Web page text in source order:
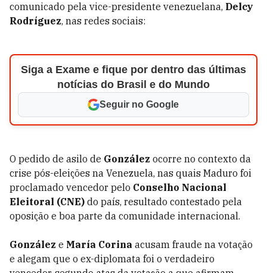
comunicado pela vice-presidente venezuelana, Delcy
Rodríguez, nas redes sociais:
Siga a Exame e fique por dentro das últimas
notícias do Brasil e do Mundo
Seguir no Google
O pedido de asilo de González ocorre no contexto da
crise pós-eleições na Venezuela, nas quais Maduro foi
proclamado vencedor pelo Conselho Nacional
Eleitoral (CNE) do país, resultado contestado pela
oposição e boa parte da comunidade internacional.
González e María Corina acusam fraude na votação
e alegam que o ex-diplomata foi o verdadeiro